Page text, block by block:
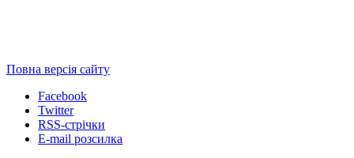
Повна версія сайту
Facebook
Twitter
RSS-стрічки
E-mail розсилка